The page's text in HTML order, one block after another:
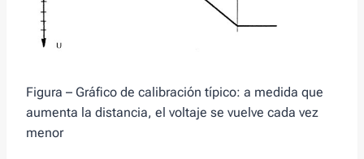
Figura – Gráfico de calibración típico: a medida que
aumenta la distancia, el voltaje se vuelve cada vez
menor